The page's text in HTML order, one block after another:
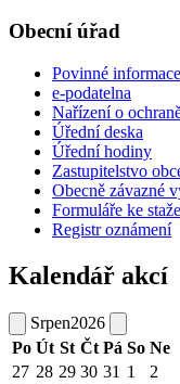
Obecní úřad
Povinné informace
e-podatelna
Nařízení o
Úřední deska
Úřední hodiny
Zastupitelstvo
Obecně závazné
Formuláře ke
Registr oznámení
Kalendář akcí
Srpen2026
Po Út St Čt Pá So Ne
27 28 29 30 31 1
2